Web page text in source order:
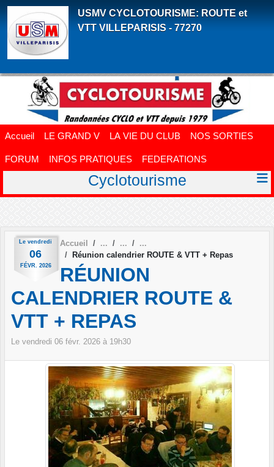
USMV CYCLOTOURISME: ROUTE et
VTT VILLEPARISIS - 77270
Accueil LE GRAND V LA VIE DU CLUB NOS SORTIES
FORUM INFOS PRATIQUES FEDERATIONS
Cyclotourisme
Le vendredi
06
FÉVR. 2026
Accueil
Réunion calendrier ROUTE & VTT + Repas
RÉUNION
CALENDRIER ROUTE &
VTT + REPAS
Le vendredi 06 févr. 2026 à 19h30
Panneau de gestion des cookies